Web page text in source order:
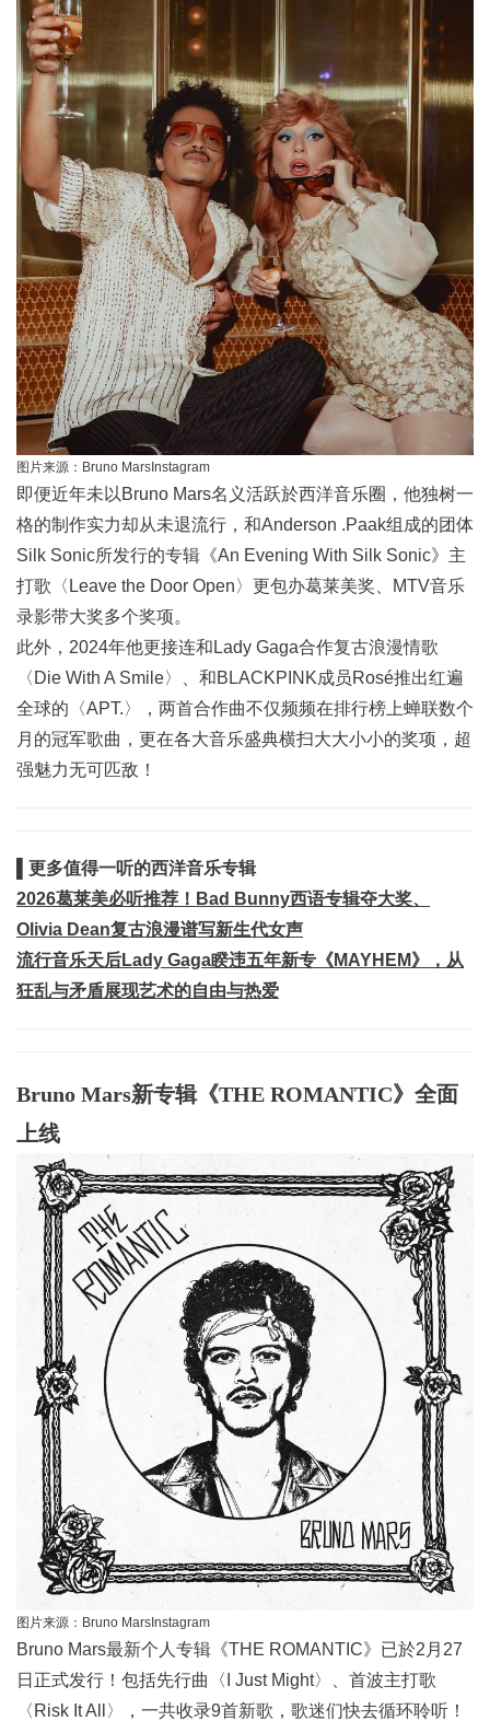
图片来源： Bruno MarsInstagram
即便近年未以Bruno Mars名义活跃於西洋音乐圈，他独树一
格的制作实力却从未退流行，和Anderson .Paak组成的团体
Silk Sonic所发行的专辑《An Evening With Silk Sonic》主
打歌〈Leave the Door Open〉更包办葛莱美奖、MTV音乐
录影带大奖多个奖项。
此外，2024年他更接连和Lady Gaga合作复古浪漫情歌
〈Die With A Smile〉、和BLACKPINK成员Rosé推出红遍
全球的〈APT.〉，两首合作曲不仅频频在排行榜上蝉联数个
月的冠军歌曲，更在各大音乐盛典横扫大大小小的奖项，超
强魅力无可匹敌！
▌更多值得一听的西洋音乐专辑
2026葛莱美必听推荐！Bad Bunny西语专辑夺大奖、
Olivia Dean复古浪漫谱写新生代女声
流行音乐天后Lady Gaga睽违五年新专《MAYHEM》，从
狂乱与矛盾展现艺术的自由与热爱
Bruno Mars新专辑《THE ROMANTIC》全面
上线
图片来源： Bruno MarsInstagram
Bruno Mars最新个人专辑《THE ROMANTIC》已於2月27
日正式发行！包括先行曲〈I Just Might〉、首波主打歌
〈Risk It All〉，一共收录9首新歌，歌迷们快去循环聆听！